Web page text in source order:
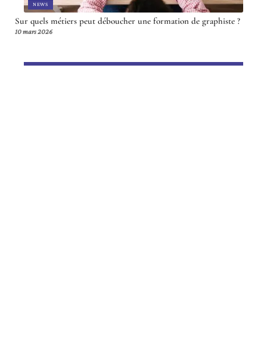
NEWS
Sur quels métiers peut déboucher une formation de graphiste ?
10 mars 2026